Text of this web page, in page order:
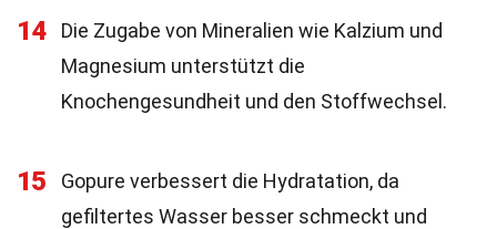
14
Die Zugabe von Mineralien wie Kalzium und
Magnesium unterstützt die
Knochengesundheit und den Stoffwechsel.
15
Gopure verbessert die Hydratation, da
gefiltertes Wasser besser schmeckt und